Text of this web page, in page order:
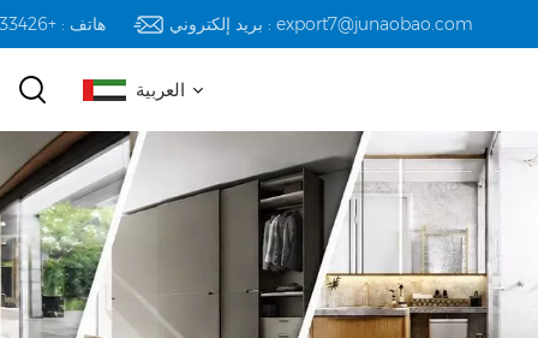
هاتف : +8618823233426 بريد إلكتروني : export7@junaobao.com
العربية
English
русский
español